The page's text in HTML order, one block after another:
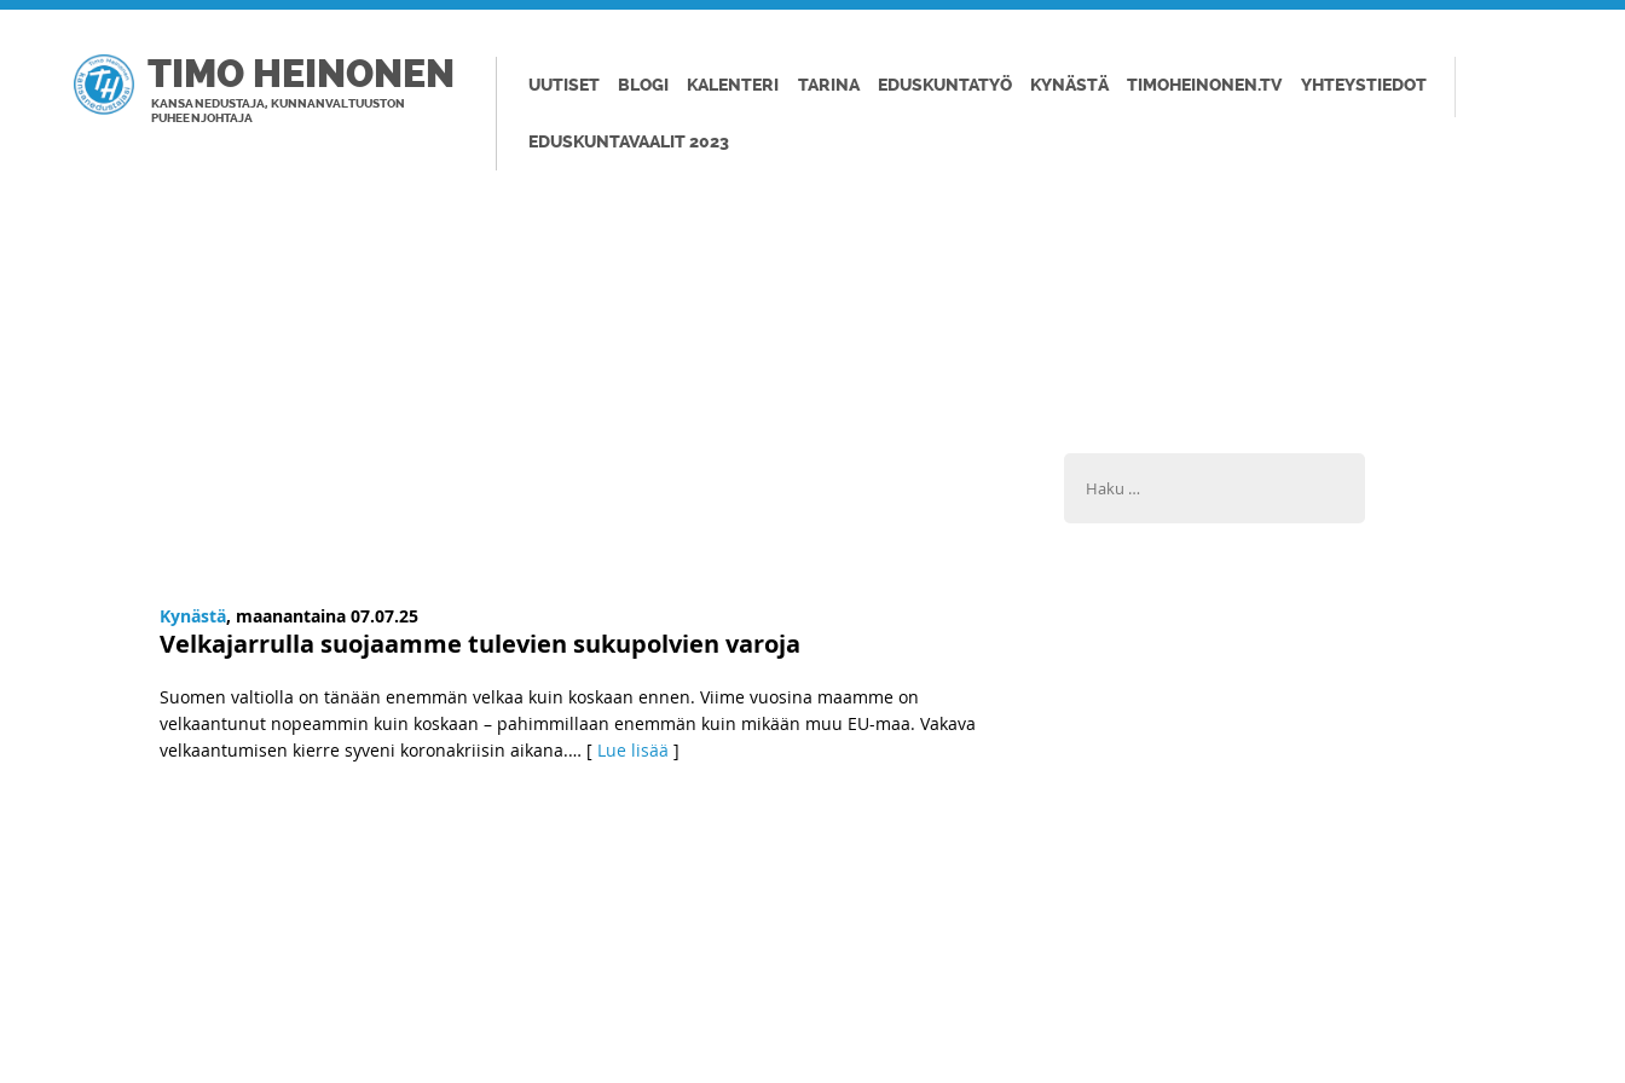
TIMO HEINONEN
KANSANEDUSTAJA, KUNNANVALTUUSTON
PUHEENJOHTAJA
UUTISET BLOGI KALENTERI TARINA EDUSKUNTATYÖ KYNÄSTÄ TIMOHEINONEN.TV YHTEYSTIEDOT
EDUSKUNTAVAALIT 2023
Kynästä, maanantaina 07.07.25
Velkajarrulla suojaamme tulevien sukupolvien varoja
Suomen valtiolla on tänään enemmän velkaa kuin koskaan ennen. Viime vuosina maamme on
velkaantunut nopeammin kuin koskaan – pahimmillaan enemmän kuin mikään muu EU-maa. Vakava
velkaantumisen kierre syveni koronakriisin aikana.… [ Lue lisää ]